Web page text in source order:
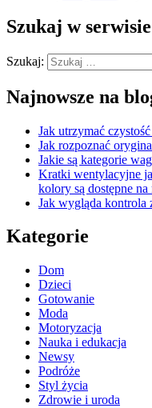
Szukaj w serwisie
Szukaj:
Najnowsze na
Jak utrzymać
Jak rozpoznać
Jakie są kategorie
Kratki wentylacyjne
kolory są dostępne
Jak wygląda kontrola
Kategorie
Dom
Dzieci
Gotowanie
Moda
Motoryzacja
Nauka i edukacja
Newsy
Podróże
Styl życia
Zdrowie i uroda